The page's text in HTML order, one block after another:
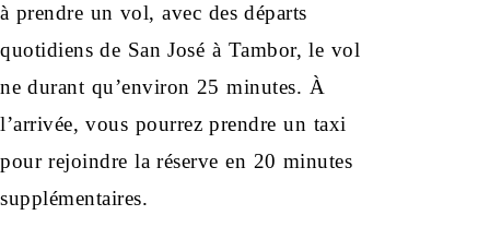
à prendre un vol, avec des départs
quotidiens de San José à Tambor, le vol
ne durant qu’environ 25 minutes. À
l’arrivée, vous pourrez prendre un taxi
pour rejoindre la réserve en 20 minutes
supplémentaires.